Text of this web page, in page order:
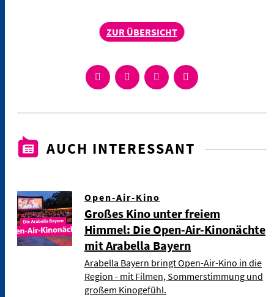
ZUR ÜBERSICHT
AUCH INTERESSANT
Open-Air-Kino
Großes Kino unter freiem
Himmel: Die Open-Air-Kinonächte
mit Arabella Bayern
Arabella Bayern bringt Open-Air-Kino in die
Region - mit Filmen, Sommerstimmung und
großem Kinogefühl.